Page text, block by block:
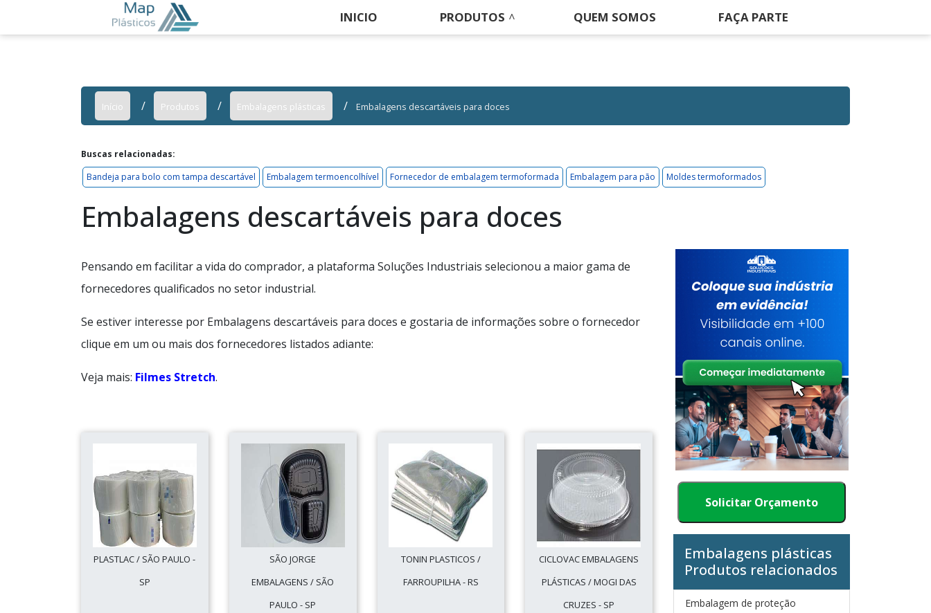
INICIO PRODUTOS QUEM SOMOS FAÇA PARTE
Início Produtos Embalagens plásticas Embalagens descartáveis para doces
Buscas relacionadas:
Bandeja para bolo com tampa descartável
Embalagem termoencolhível Fornecedor de embalagem termoformada Embalagem para pão Moldes termoformados
Embalagens descartáveis para doces
Pensando em facilitar a vida do comprador, a plataforma Soluções Industriais selecionou a maior gama de
fornecedores qualificados no setor industrial.
Se estiver interesse por Embalagens descartáveis para doces e gostaria de informações sobre o fornecedor
clique em um ou mais dos fornecedores listados adiante:
Veja mais: Filmes Stretch.
PLASTLAC / SÃO PAULO -
SP
SÃO JORGE
EMBALAGENS / SÃO
PAULO - SP
TONIN PLASTICOS /
FARROUPILHA - RS
CICLOVAC EMBALAGENS
PLÁSTICAS / MOGI DAS
CRUZES - SP
Solicitar Orçamento
Embalagens plásticas
Produtos relacionados
Embalagem de proteção